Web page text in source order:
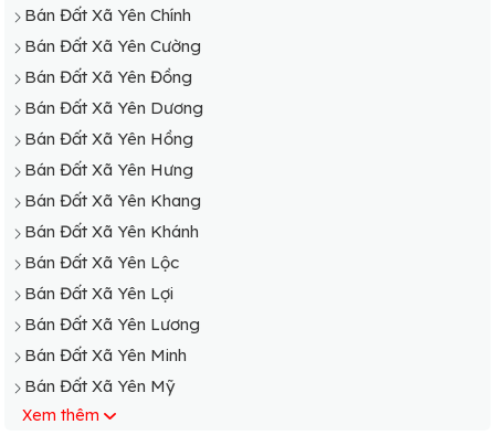
Bán Đất Xã Yên Chính
Bán Đất Xã Yên Cường
Bán Đất Xã Yên Đồng
Bán Đất Xã Yên Dương
Bán Đất Xã Yên Hồng
Bán Đất Xã Yên Hưng
Bán Đất Xã Yên Khang
Bán Đất Xã Yên Khánh
Bán Đất Xã Yên Lộc
Bán Đất Xã Yên Lợi
Bán Đất Xã Yên Lương
Bán Đất Xã Yên Minh
Bán Đất Xã Yên Mỹ
Bán Đất Xã Yên Nghĩa
Xem thêm